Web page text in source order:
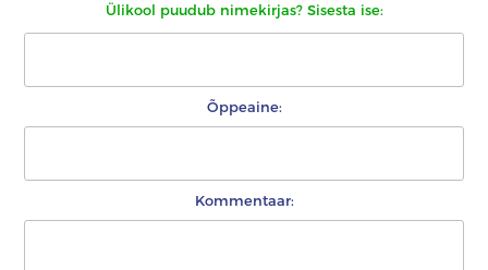
Ülikool puudub nimekirjas? Sisesta ise:
Õppeaine:
Kommentaar: